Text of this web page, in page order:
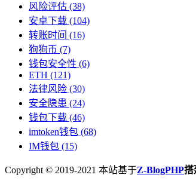
风险评估 (38)
安卓下载 (104)
转账时间 (16)
狗狗币 (7)
钱包安全性 (6)
ETH (121)
法律风险 (30)
安全隐患 (24)
钱包下载 (46)
imtoken钱包 (68)
IM钱包 (15)
Copyright © 2019-2021 本站基于Z-BlogPHP搭